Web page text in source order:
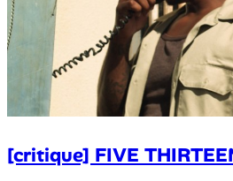
[critique] FIVE